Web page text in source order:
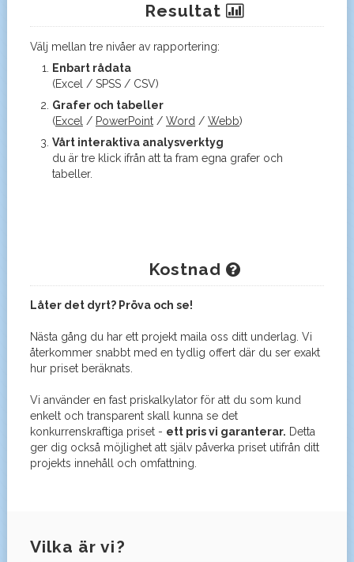
Resultat
Välj mellan tre nivåer av rapportering:
Enbart rådata
(Excel / SPSS / CSV)
Grafer och tabeller
(Excel / PowerPoint/ Word / Webb)
Vårt interaktiva analysverktyg
du är tre klick ifrån att ta fram egna grafer och
tabeller.
Kostnad
Låter det dyrt? Pröva och se!
Nästa gång du har ett projekt maila oss ditt underlag. Vi
återkommer snabbt med en tydlig offert där du ser exakt
hur priset beräknats.
Vi använder en fast priskalkylator för att du som kund
enkelt och transparent skall kunna se det
konkurrenskraftiga priset - ett pris vi garanterar. Detta
ger dig också möjlighet att själv påverka priset utifrån ditt
projekts innehåll och omfattning.
Vilka är vi?